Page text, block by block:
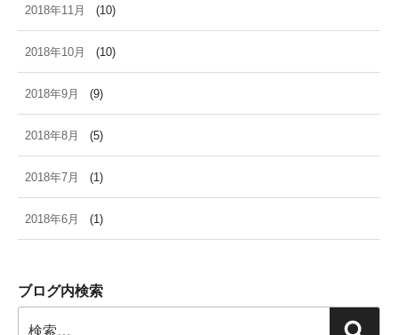
2018年11月 (10)
2018年10月 (10)
2018年9月 (9)
2018年8月 (5)
2018年7月 (1)
2018年6月 (1)
ブログ内検索